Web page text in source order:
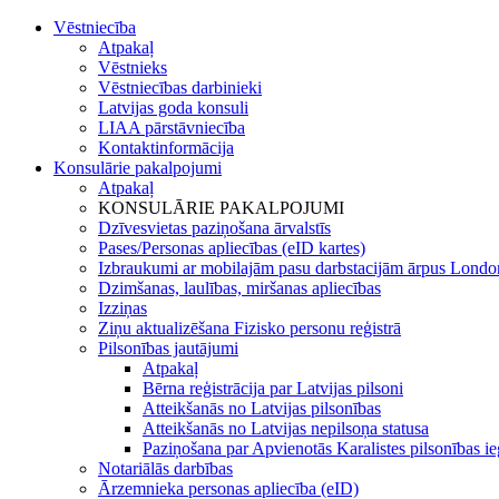
Vēstniecība
Atpakaļ
Vēstnieks
Vēstniecības darbinieki
Latvijas goda konsuli
LIAA pārstāvniecība
Kontaktinformācija
Konsulārie pakalpojumi
Atpakaļ
KONSULĀRIE PAKALPOJUMI
Dzīvesvietas paziņošana ārvalstīs
Pases/Personas apliecības (eID kartes)
Izbraukumi ar mobilajām pasu darbstacijām ārpus
Dzimšanas, laulības, miršanas apliecības
Izziņas
Ziņu aktualizēšana Fizisko personu reģistrā
Pilsonības jautājumi
Atpakaļ
Bērna reģistrācija par Latvijas pilsoni
Atteikšanās no Latvijas pilsonības
Atteikšanās no Latvijas nepilsoņa statusa
Paziņošana par Apvienotās Karalistes pilsonības
Notariālās darbības
Ārzemnieka personas apliecība (eID)